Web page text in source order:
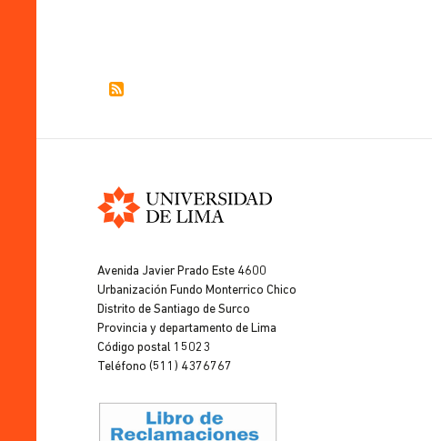
de
Lima
Avenida Javier Prado Este 4600
Urbanización Fundo Monterrico Chico
Distrito de Santiago de Surco
Provincia y departamento de Lima
Código postal 15023
Teléfono (511) 4376767